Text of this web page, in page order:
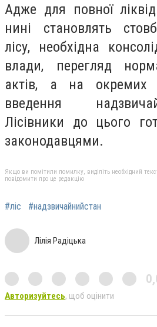
Адже для повної
нині становлять
лісу, необхідна
влади, перегляд
актів, а на окремих
введення
Лісівники до цього
законодавцями.
Якщо ви помітили помилку, виділіть необхідний
повідомити про це редакцію
#ліс #надзвичайнийстан
Лілія Радіцька
Авторизуйтесь, щоб оцінити